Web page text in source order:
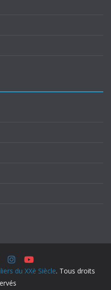
du XXè Siècle. Tous droits